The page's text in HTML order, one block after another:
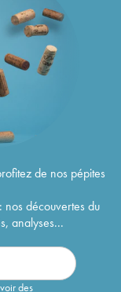
de nos pépites
nos découvertes du
analyses...
des